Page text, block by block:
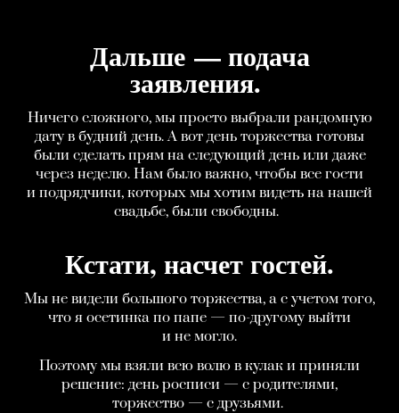
Дальше — подача
заявления.
Ничего сложного, мы просто выбрали рандомную
дату в будний день. А вот день торжества готовы
были сделать прям на следующий день или даже
через неделю. Нам было важно, чтобы все гости
и подрядчики, которых мы хотим видеть на нашей
свадьбе, были свободны.
Кстати, насчет гостей.
Мы не видели большого торжества, а с учетом того,
что я осетинка по папе — по-другому выйти
и не могло.
Поэтому мы взяли всю волю в кулак и приняли
решение: день росписи — с родителями,
торжество — с друзьями.